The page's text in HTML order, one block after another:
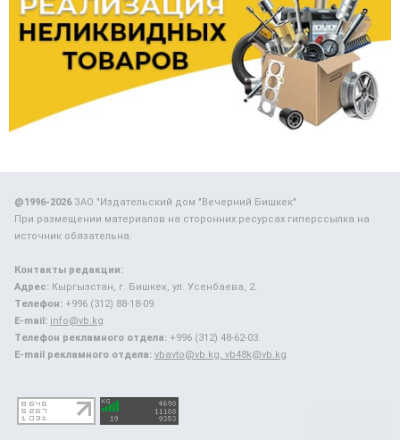
@1996-2026ЗАО "Издательский дом "Вечерний Бишкек"
При размещении материалов на сторонних ресурсах гиперссылка на
источник обязательна.
Контакты редакции:
Адрес: Кыргызстан, г. Бишкек, ул. Усенбаева, 2.
Телефон: +996 (312) 88-18-09.
E-mail: info@vb.kg
Телефон рекламного отдела: +996 (312) 48-62-03.
E-mail рекламного отдела: vbavto@vb.kg, vb48k@vb.kg